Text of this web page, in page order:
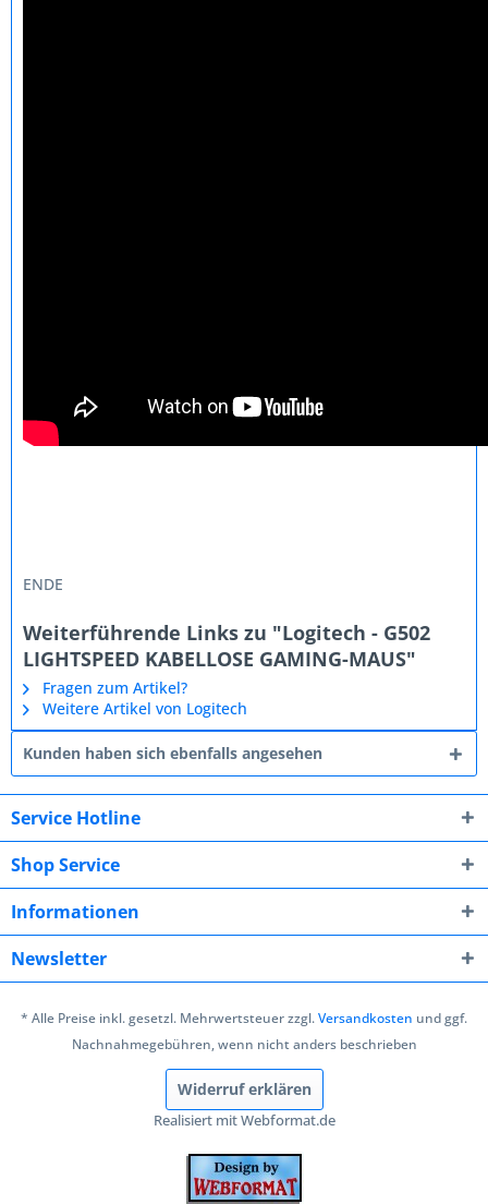
ENDE
Weiterführende Links zu "Logitech - G502
LIGHTSPEED KABELLOSE GAMING-MAUS"
Fragen zum Artikel?
Weitere Artikel von Logitech
Kunden haben sich ebenfalls angesehen
Service Hotline
Shop Service
Informationen
Newsletter
* Alle Preise inkl. gesetzl. Mehrwertsteuer zzgl.Versandkosten und ggf.
Nachnahmegebühren, wenn nicht anders beschrieben
Widerruf erklären
Realisiert mit Webformat.de